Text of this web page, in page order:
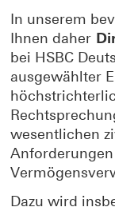
In unserem
Ihnen daher
bei HSBC
ausgewählter
wesentlichen
Dazu wird